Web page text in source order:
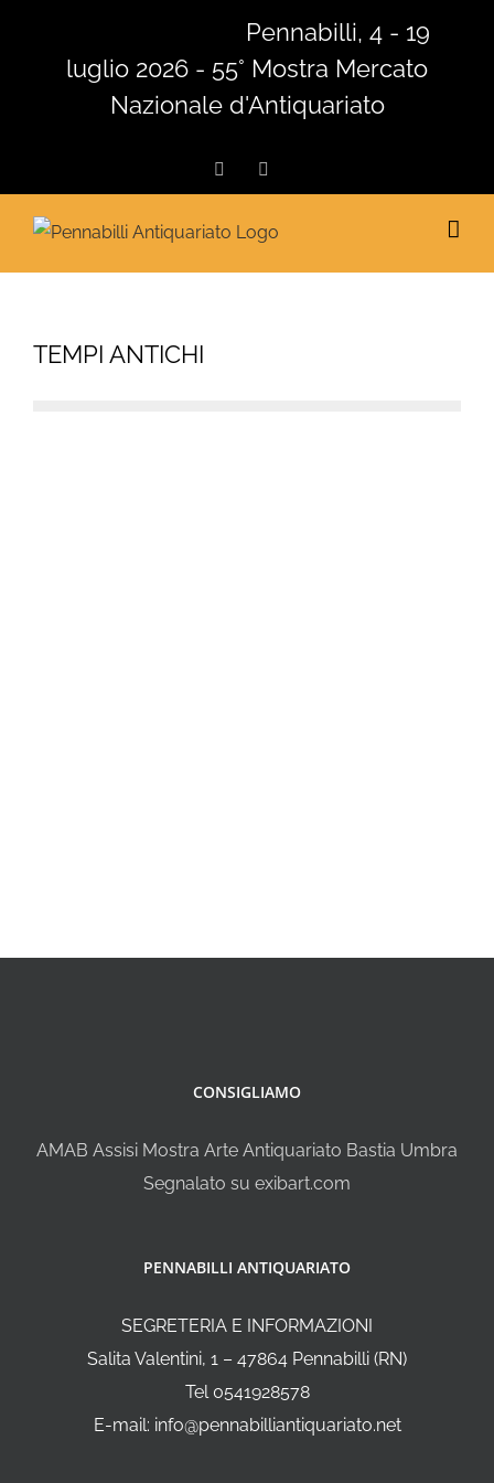
contenuto
Pennabilli, 4 - 19
luglio 2026 - 55° Mostra Mercato
Nazionale d'Antiquariato
Facebook
TEMPI ANTICHI
CONSIGLIAMO
AMAB Assisi Mostra Arte Antiquariato Bastia Umbra
Segnalato su exibart.com
PENNABILLI ANTIQUARIATO
SEGRETERIA E INFORMAZIONI
Salita Valentini, 1 – 47864 Pennabilli (RN)
Tel 0541928578
E-mail: info@pennabilliantiquariato.net